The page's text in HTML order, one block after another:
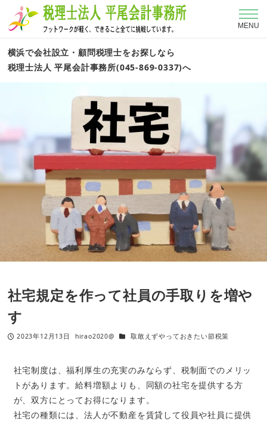
MENU
横浜で会社設立・顧問税理士をお探しなら
税理士法人 平尾会計事務所(045-869-0337)へ
社宅規定を作って社員の手取りを増や
す
2023年12月13日 hirao2020@ 取敢えずやっておきたい節税策
社宅制度は、福利厚生の充実のみならず、税制面でのメリッ
トがあります。給料増額よりも、同額の社宅を提供する方
が、双方にとってお得になります。
社宅の種類には、法人が不動産を賃貸して役員や社員に提供